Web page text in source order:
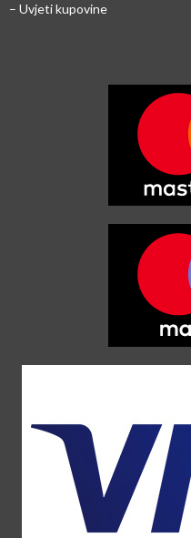
– Uvjeti kupovine